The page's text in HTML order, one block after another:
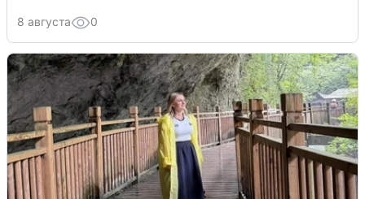
8 августа 0